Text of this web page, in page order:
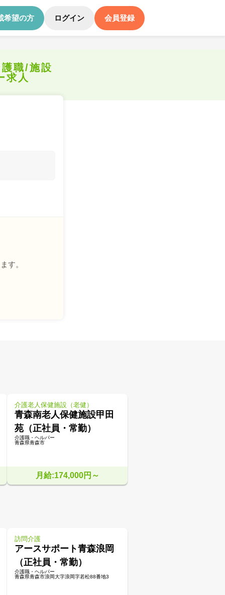
希望の方 ログイン 会員登録
職/施設
求人
す。
介護老人保健施設（老健）
青森南老人保健施設甲田
苑（正社員・常勤）
介護職・ヘルパー
青森県青森市
月給:174,000円～
訪問介護
アースサポート青森浪岡
（正社員・常勤）
介護職・ヘルパー
青森県青森市浪岡大字浪岡字若松88番地3